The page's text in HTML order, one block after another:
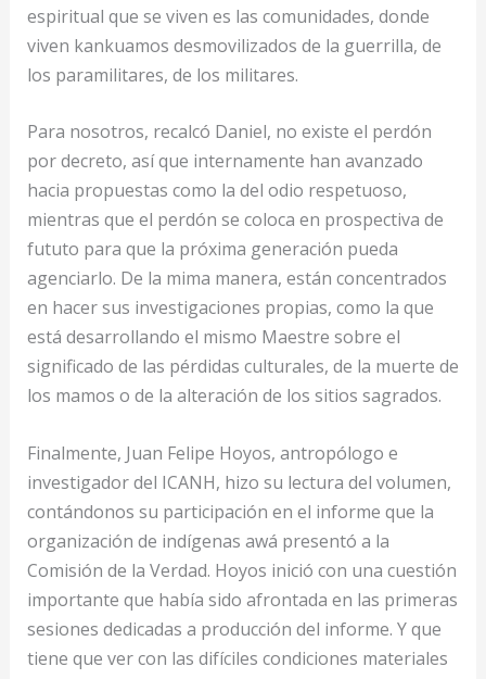
espiritual que se viven es las comunidades, donde
viven kankuamos desmovilizados de la guerrilla, de
los paramilitares, de los militares.
Para nosotros, recalcó Daniel, no existe el perdón
por decreto, así que internamente han avanzado
hacia propuestas como la del odio respetuoso,
mientras que el perdón se coloca en prospectiva de
fututo para que la próxima generación pueda
agenciarlo. De la mima manera, están concentrados
en hacer sus investigaciones propias, como la que
está desarrollando el mismo Maestre sobre el
significado de las pérdidas culturales, de la muerte de
los mamos o de la alteración de los sitios sagrados.
Finalmente, Juan Felipe Hoyos, antropólogo e
investigador del ICANH, hizo su lectura del volumen,
contándonos su participación en el informe que la
organización de indígenas awá presentó a la
Comisión de la Verdad. Hoyos inició con una cuestión
importante que había sido afrontada en las primeras
sesiones dedicadas a producción del informe. Y que
tiene que ver con las difíciles condiciones materiales